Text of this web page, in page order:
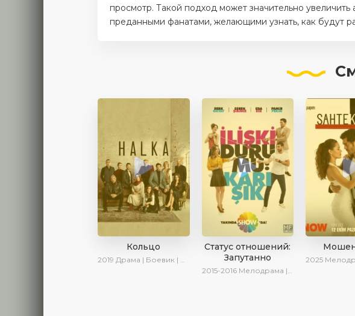
просмотр. Такой подход может значительно
преданными фанатами, желающими узнать, как будут
Кольцо
2019 Драма | Боевик | Криминал
Статус отношений:
Запутанно
2015-2016 Мелодрама | Комедия
2025 Мелодрама | Драма | Ирина